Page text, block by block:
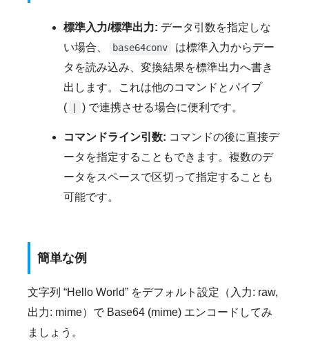
標準入力/標準出力: データ引数を指定しな
い場合、
base64conv
は標準入力からデー
タを読み込み、変換結果を標準出力へ書き
出します。これは他のコマンドとパイプ
(
) で連携させる場合に便利です。
コマンドライン引数: コマンドの後に直接デ
ータを指定することもできます。複数のデ
ータをスペースで区切って指定することも
可能です。
簡単な例
文字列 “Hello World” をデフォルト設定（入力: raw,
出力: mime）で Base64 (mime) エンコードしてみ
ましょう。